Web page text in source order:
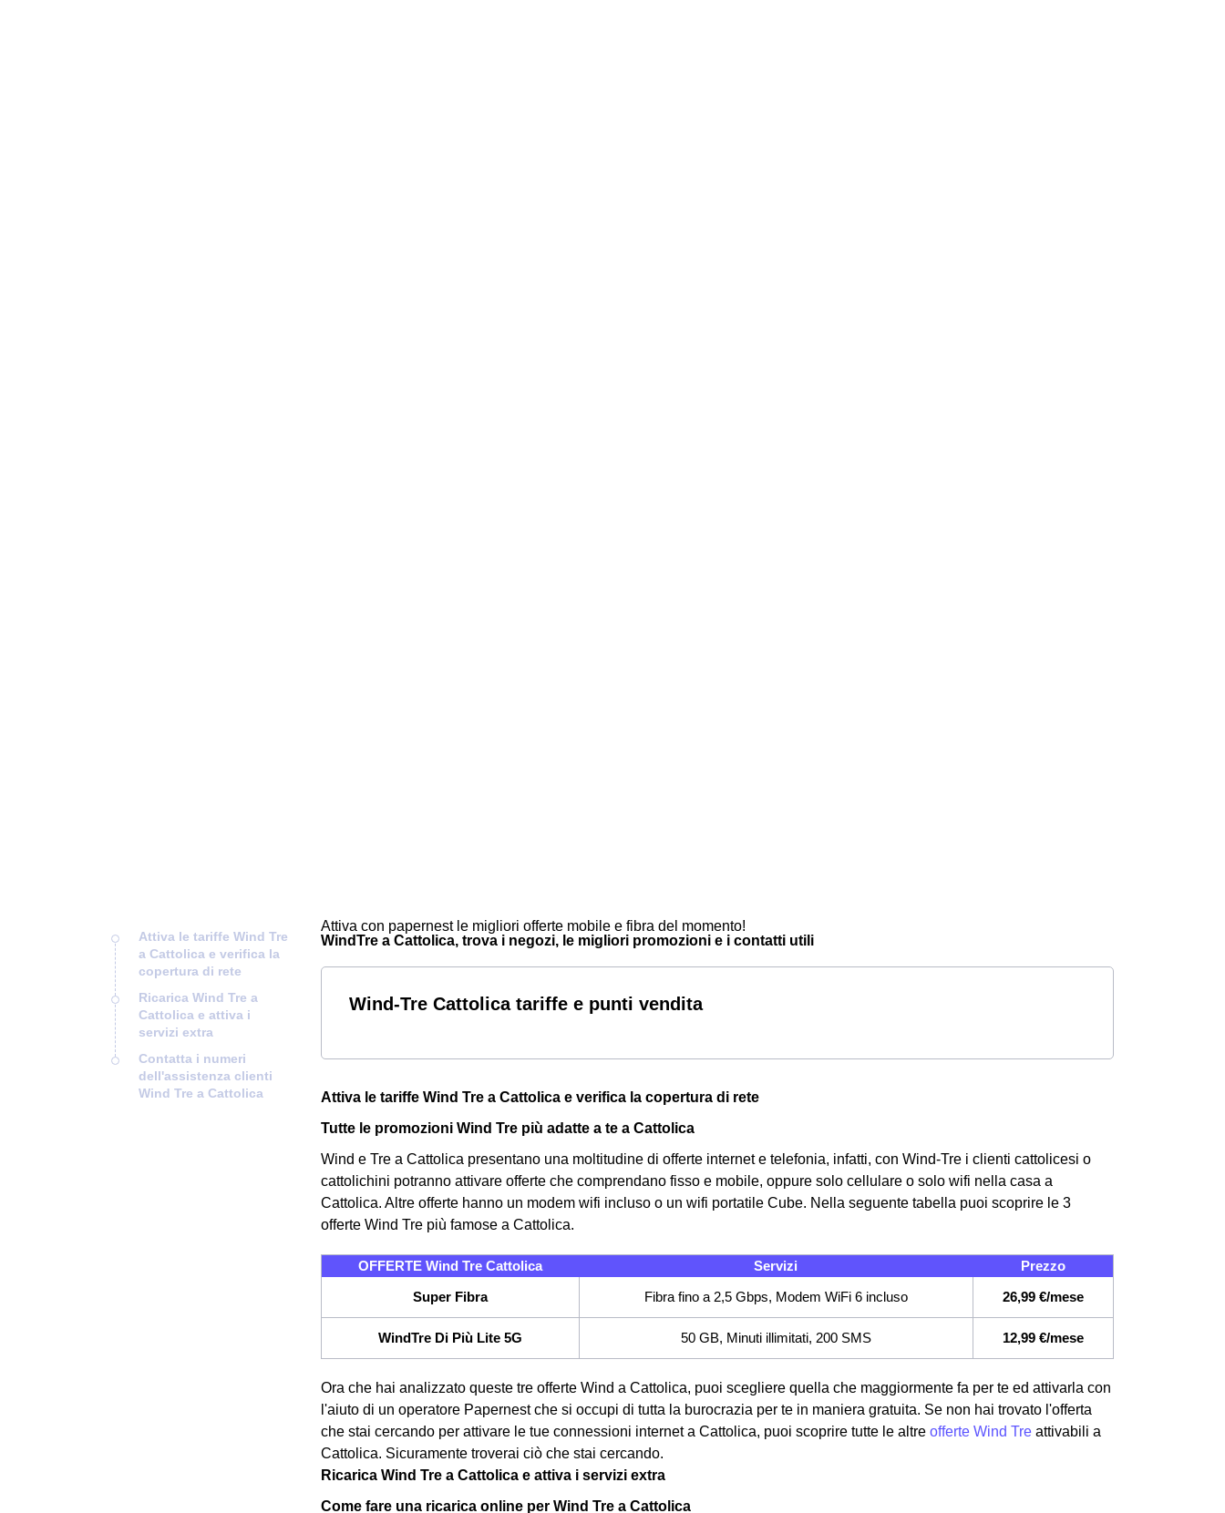
Attiva le tariffe Wind Tre
a Cattolica e verifica la
copertura di rete
Ricarica Wind Tre a
Cattolica e attiva i
servizi extra
Contatta i numeri
dell'assistenza clienti
Wind Tre a Cattolica
Attiva con papernest le migliori offerte mobile e fibra del momento!
WindTre a Cattolica, trova i negozi, le migliori promozioni e i contatti utili
Wind-Tre Cattolica tariffe e punti vendita
Attiva le tariffe Wind Tre a Cattolica e verifica la copertura di rete
Tutte le promozioni Wind Tre più adatte a te a Cattolica
Wind e Tre a Cattolica presentano una moltitudine di offerte internet e telefonia, infatti, con Wind-Tre i clienti cattolicesi o
cattolichini potranno attivare offerte che comprendano fisso e mobile, oppure solo cellulare o solo wifi nella casa a
Cattolica. Altre offerte hanno un modem wifi incluso o un wifi portatile Cube. Nella seguente tabella puoi scoprire le 3
offerte Wind Tre più famose a Cattolica.
OFFERTE Wind Tre Cattolica Servizi
Prezzo
Super Fibra
Fibra fino a 2,5 Gbps, Modem WiFi 6 incluso 26,99 €/mese
WindTre Di Più Lite 5G 50 GB, Minuti illimitati, 200 SMS 12,99 €/mese
Ora che hai analizzato queste tre offerte Wind a Cattolica, puoi scegliere quella che maggiormente fa per te ed attivarla con
l'aiuto di un operatore Papernest che si occupi di tutta la burocrazia per te in maniera gratuita. Se non hai trovato l'offerta
che stai cercando per attivare le tue connessioni internet a Cattolica, puoi scoprire tutte le altre offerte Wind Tre attivabili a
Cattolica. Sicuramente troverai ciò che stai cercando.
Ricarica Wind Tre a Cattolica e attiva i servizi extra
Come fare una ricarica online per Wind Tre a Cattolica